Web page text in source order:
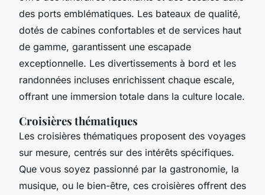
des ports emblématiques. Les bateaux de qualité,
dotés de cabines confortables et de services haut
de gamme, garantissent une escapade
exceptionnelle. Les divertissements à bord et les
randonnées incluses enrichissent chaque escale,
offrant une immersion totale dans la culture locale.
Croisières thématiques
Les croisières thématiques proposent des voyages
sur mesure, centrés sur des intérêts spécifiques.
Que vous soyez passionné par la gastronomie, la
musique, ou le bien-être, ces croisières offrent des